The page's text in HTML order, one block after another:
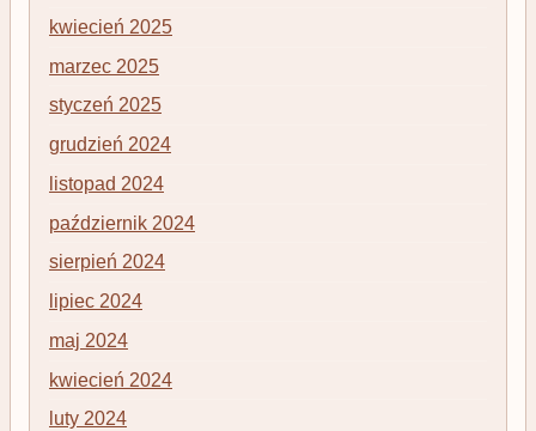
kwiecień 2025
marzec 2025
styczeń 2025
grudzień 2024
listopad 2024
październik 2024
sierpień 2024
lipiec 2024
maj 2024
kwiecień 2024
luty 2024